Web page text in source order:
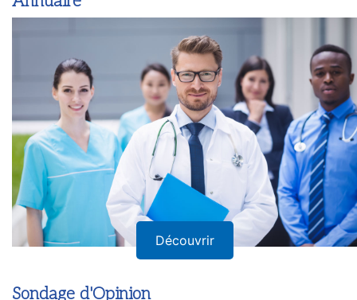
Découvrir
Sondage d'Opinion